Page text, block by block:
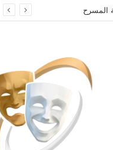
المسرح